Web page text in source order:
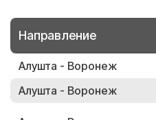
Направление
Алушта - Воронеж
Алушта - Воронеж